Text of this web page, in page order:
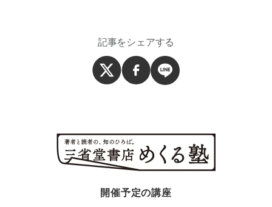
記事をシェアする
開催予定の講座